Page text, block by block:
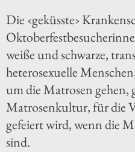
Die ‹geküsste›
weiße und schwarze,
heterosexuelle
um die Matrosen gehen,
Matrosenkultur, für die
gefeiert wird, wenn die
sind.